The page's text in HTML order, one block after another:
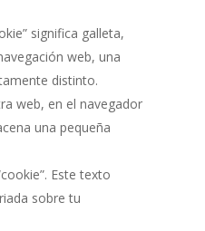
significa galleta,
web, una
distinto.
web, en el navegador
una pequeña
Este texto
sobre tu